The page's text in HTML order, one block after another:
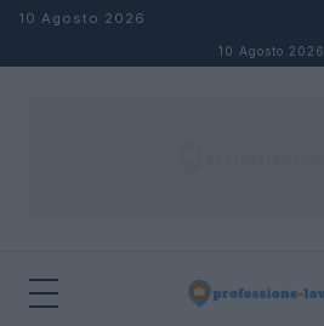
Salta al contenuto
10 Agosto 2026
10 Agosto 2026